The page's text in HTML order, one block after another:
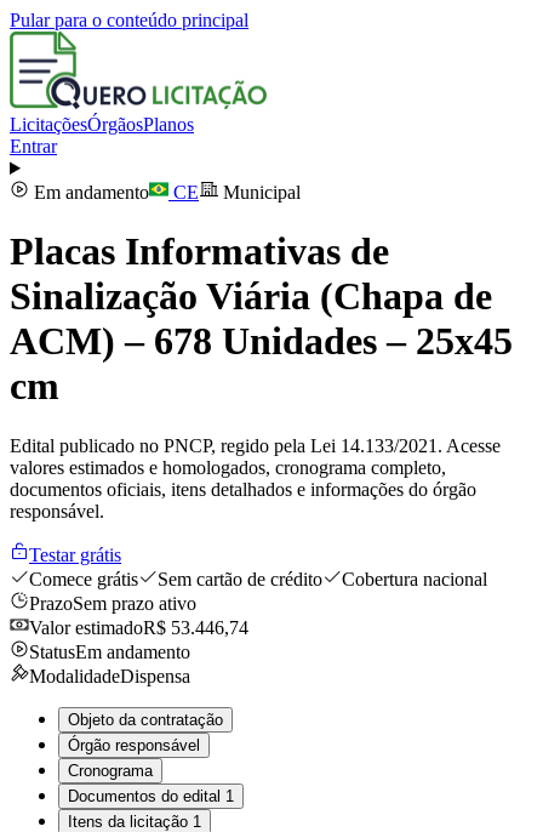
Pular para o conteúdo principal
LicitaçõesÓrgãosPlanos
Entrar
Em andamento CE Municipal
Placas Informativas de
Sinalização Viária (Chapa de
ACM) – 678 Unidades – 25x45
cm
Edital publicado no PNCP, regido pela Lei 14.133/2021. Acesse
valores estimados e homologados, cronograma completo,
documentos oficiais, itens detalhados e informações do órgão
responsável.
Testar grátis
Comece grátis
Sem cartão de crédito
Cobertura nacional
PrazoSem prazo ativo
Valor estimadoR$ 53.446,74
StatusEm andamento
ModalidadeDispensa
Objeto da contratação
Órgão responsável
Cronograma
Documentos do edital 1
Itens da licitação 1